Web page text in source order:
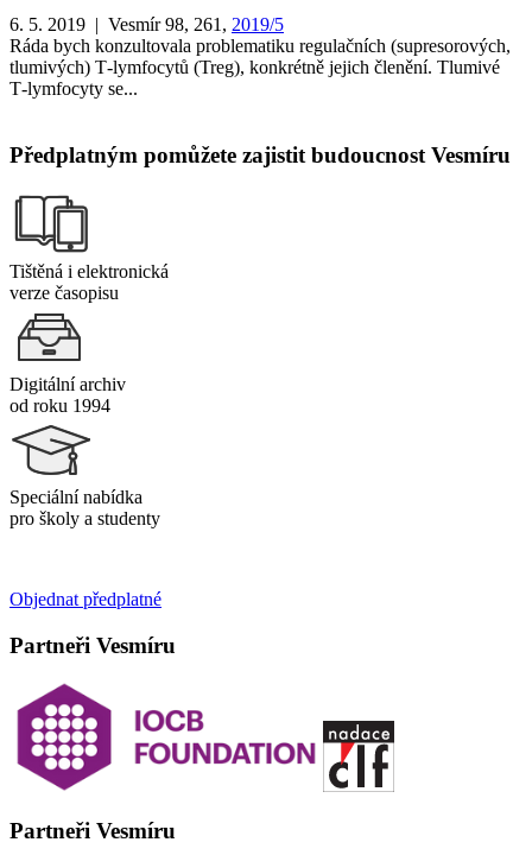
6. 5. 2019 | Vesmír 98, 261, 2019/5
Ráda bych konzultovala problematiku regulačních (supresorových,
tlumivých) T‑lymfocytů (Treg), konkrétně jejich členění. Tlumivé
T‑lymfocyty se...
Předplatným pomůžete zajistit budoucnost Vesmíru
Tištěná i elektronická
verze časopisu
Digitální archiv
od roku 1994
Speciální nabídka
pro školy a studenty
Objednat předplatné
Partneři Vesmíru
Partneři Vesmíru